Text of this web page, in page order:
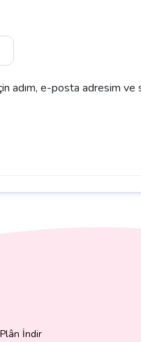
adım, e-posta adresim
İndir